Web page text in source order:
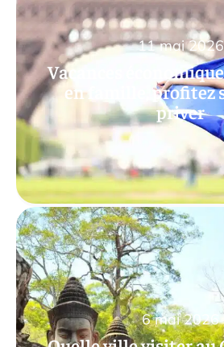
Vacances
en famille, profitez
priver
11 mai 2026
6 mai 2026